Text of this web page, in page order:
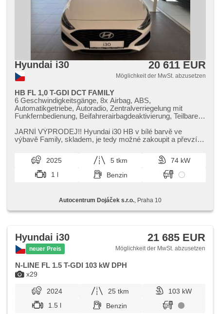
Hyundai i30 20 611 EUR
Möglichkeit der MwSt. abzusetzen
HB FL 1,0 T-GDI DCT FAMILY
6 Geschwindigkeitsgänge, 8x Airbag, ABS,
Automatikgetriebe, Autoradio, Zentralverriegelung mit
Funkfernbedienung, Beifahrerairbagdeaktivierung, Teilbare
Spiegel, Wegfahrsperre, Klimaanlage, Alufelgen,
Nebelscheinwerfer, Multifunktionslenkrad, Lenkrad
Servolenkung, Antriebsschlupfregelung (ASR), Navigation,
Elektronisches Stabilitätsprogramm (ESP), Tempomat,
USB, beheizte Sitze, hands free, Bluetooth, Fahrkamera,
Überwachung der Ermüdung des Fahrers, parkovací
CarPlay, asistent jízdy v jízdním pruhu, digitální příjem rádia
(DAB), dojezdové rezervní kolo, dotykové ovládání
JARNÍ VÝPRODEJ!! Hyundai i30 HB v bílé barvě ve
výbavě Family,​ skladem,​ je tedy možné zakoupit a převzít
2025 5 tkm
74 kW
1 l
Benzin
Autocentrum Dojáček s.r.o. , Praha 10
x29
Hyundai i30
neuer Preis
21 685 EUR
Möglichkeit der MwSt. abzusetzen
N-LINE FL 1.5 T-GDI 103 kW DPH
2024 25 tkm
103 kW
1.5 l
Benzin